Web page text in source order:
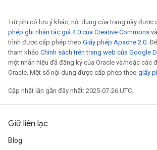
Trừ phi có lưu ý khác, nội dung của trang này được
phép ghi nhận tác giả 4.0 của Creative Commons
trình được cấp phép theo Giấy phép Apache 2.0.
tham khảo Chính sách trên trang web của Google
một nhãn hiệu đã đăng ký của Oracle và/hoặc các
Oracle. Một số nội dung được cấp phép theo giấy
Cập nhật lần gần đây nhất: 2025-07-26 UTC.
Giữ liên lạc
Blog